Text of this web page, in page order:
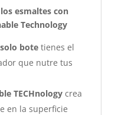
esmaltes con
Technology
botetienes el
que nutre tus
TECHnologycrea
en la superficie